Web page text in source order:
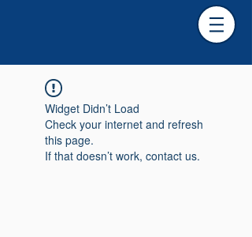
Widget Didn’t Load
Check your internet and refresh
this page.
If that doesn’t work, contact us.